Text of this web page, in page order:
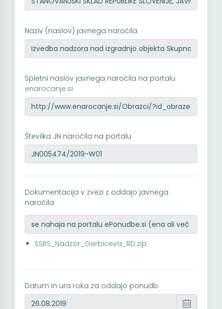
Naziv (naslov) javnega naročila
Spletni naslov javnega naročila na portalu
enarocanje.si
Številka JN naročila na portalu
Dokumentacija v zvezi z oddajo javnega
naročila
SSRS_Nadzor_Gerbiceva_RD.zip
Datum in ura roka za oddajo ponudb